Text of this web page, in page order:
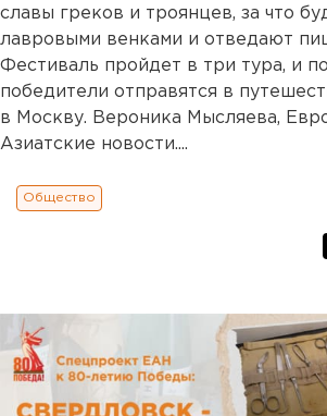
славы греков и троянцев, за что
лавровыми венками и отведают
Фестиваль пройдет в три тура, и
победители отправятся в
в Москву. Вероника Мысляева,
Азиатские новости....
Общество